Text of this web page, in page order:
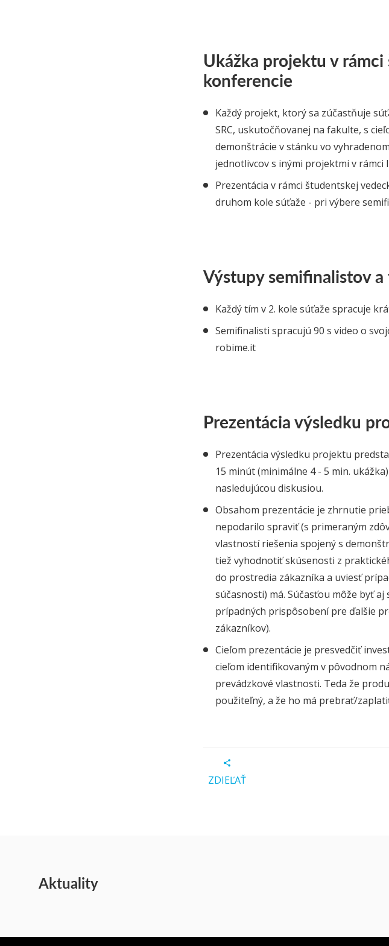
Ukážka projektu v
konferencie
Každý projekt, ktorý sa zúčastňuje
SRC, uskutočňovanej na fakulte, s
demonštrácie v stánku vo
jednotlivcov s inými projektmi v rámci
Prezentácia v rámci študentskej
druhom kole súťaže - pri výbere
Výstupy semifinalistov
Každý tím v 2. kole súťaže spracuje
Semifinalisti spracujú 90 s video o
robime.it
Prezentácia výsledku
Prezentácia výsledku projektu
15 minút (minimálne 4 - 5 min.
nasledujúcou diskusiou.
Obsahom prezentácie je zhrnutie
nepodarilo spraviť (s primeraným
vlastností riešenia spojený s
tiež vyhodnotiť skúsenosti z
do prostredia zákazníka a uviesť
súčasnosti) má. Súčasťou môže byť
prípadných prispôsobení pre ďalšie
zákazníkov).
Cieľom prezentácie je presvedčiť
cieľom identifikovaným v pôvodnom
prevádzkové vlastnosti. Teda že
použiteľný, a že ho má prebrať/
ZDIEĽAŤ
Aktuality